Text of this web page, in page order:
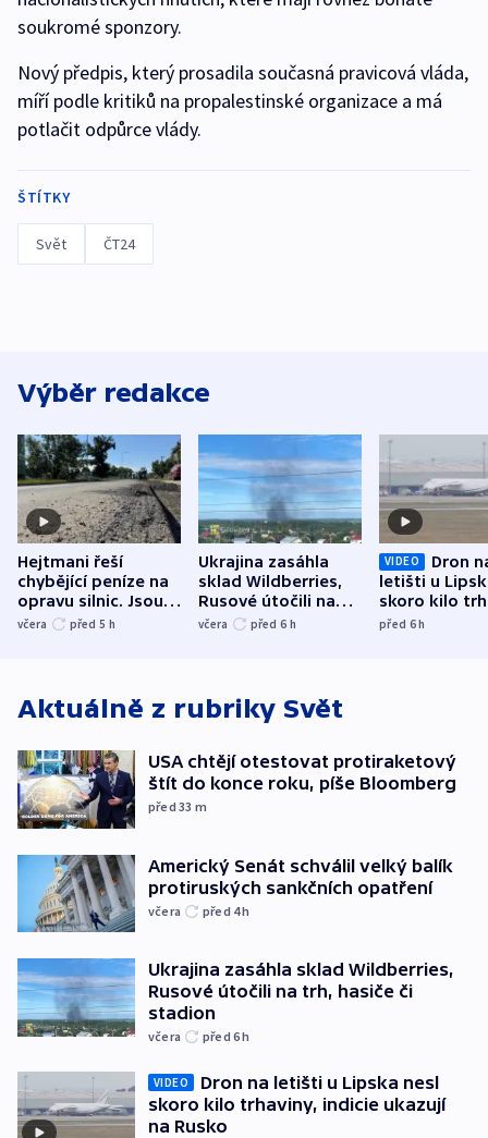
soukromé sponzory.
Nový předpis, který prosadila současná pravicová vláda,
míří podle kritiků na propalestinské organizace a má
potlačit odpůrce vlády.
ŠTÍTKY
Svět ČT24
Výběr redakce
Hejtmani řeší
chybějící peníze na
opravu silnic. Jsou
nenárokové, namítá
včera před 5 h
Ukrajina zasáhla
sklad Wildberries,
Rusové útočili na
trh, hasiče či
včera před 6 h
VIDEO
Dron
letišti u
skoro kilo
indicie
před 6h
Aktuálně z rubriky Svět
USA chtějí otestovat protiraketový
štít do konce roku, píše Bloomberg
před 33 m
Americký Senát schválil velký balík
protiruských sankčních opatření
včera před 4h
Ukrajina zasáhla sklad Wildberries,
Rusové útočili na trh, hasiče či
stadion
včera před 6h
VIDEO
Dron na letišti u Lipska nesl
skoro kilo trhaviny, indicie ukazují
na Rusko